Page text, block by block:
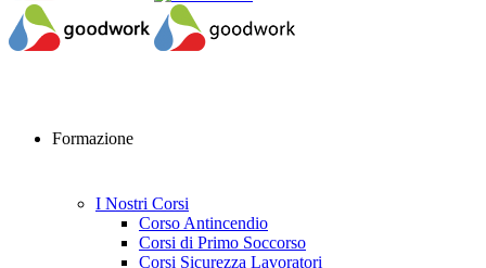
Formazione
I Nostri Corsi
Corso Antincendio
Corsi di Primo Soccorso
Corsi Sicurezza Lavoratori